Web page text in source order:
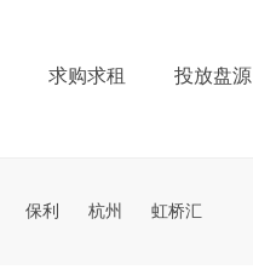
求购求租 投放盘源
保利 杭州 虹桥汇